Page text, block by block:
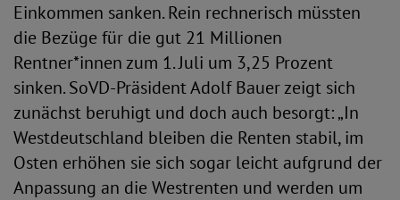
Einkommen sanken. Rein rechnerisch müssten
die Bezüge für die gut 21 Millionen
Rentner*innen zum 1. Juli um 3,25 Prozent
sinken. SoVD-Präsident Adolf Bauer zeigt sich
zunächst beruhigt und doch auch besorgt: „In
Westdeutschland bleiben die Renten stabil, im
Osten erhöhen sie sich sogar leicht aufgrund der
Anpassung an die Westrenten und werden um